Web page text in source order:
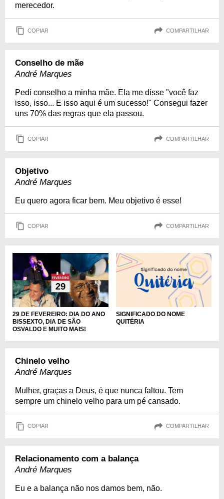
merecedor.
COPIAR COMPARTILHAR
Conselho de mãe
André Marques
Pedi conselho a minha mãe. Ela me disse "você faz
isso, isso... E isso aqui é um sucesso!" Consegui fazer
uns 70% das regras que ela passou.
COPIAR COMPARTILHAR
Objetivo
André Marques
Eu quero agora ficar bem. Meu objetivo é esse!
COPIAR COMPARTILHAR
29 DE FEVEREIRO: DIA DO ANO
BISSEXTO, DIA DE SÃO
OSVALDO E MUITO MAIS!
SIGNIFICADO DO NOME
QUITÉRIA
Chinelo velho
André Marques
Mulher, graças a Deus, é que nunca faltou. Tem
sempre um chinelo velho para um pé cansado.
COPIAR COMPARTILHAR
Relacionamento com a balança
André Marques
Eu e a balança não nos damos bem, não.